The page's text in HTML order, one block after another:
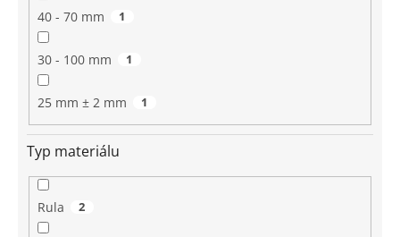
40 - 70 mm 1
30 - 100 mm 1
25 mm ± 2 mm 1
Typ materiálu
Rula 2